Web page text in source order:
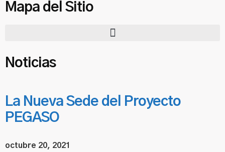
Mapa del Sitio
Noticias
La Nueva Sede del Proyecto
PEGASO
octubre 20, 2021